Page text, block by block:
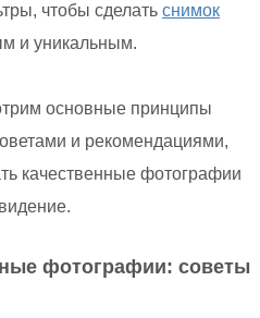
чтобы сделать снимок
и уникальным.
основные принципы
и рекомендациями,
качественные фотографии
фотографии: советы